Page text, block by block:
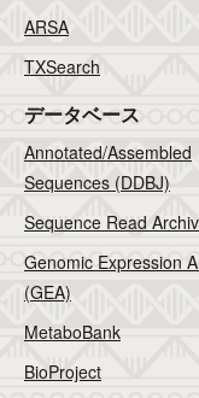
ARSA
TXSearch
データベース
Annotated/Assembled
Sequences (DDBJ)
Sequence Read
Genomic Expression
(GEA)
MetaboBank
BioProject